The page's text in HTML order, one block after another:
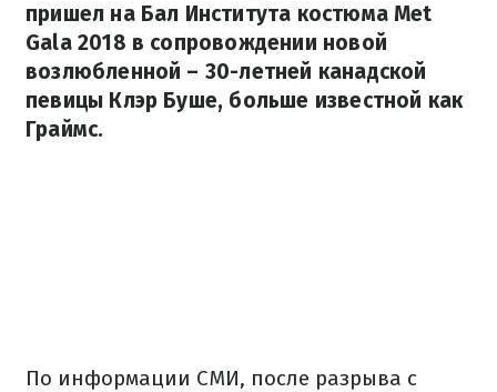
пришел на Бал Института костюма Met
Gala 2018 в сопровождении новой
возлюбленной – 30-летней канадской
певицы Клэр Буше, больше известной как
Граймс.
По информации СМИ, после разрыва с